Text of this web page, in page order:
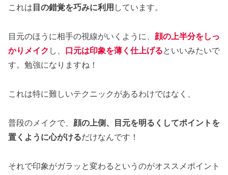
これは 目の錯覚を巧みに利用 しています。
目元のほうに相手の視線がいくように、 顔の上半分をしっ
かりメイク し、 口元は印象を薄く仕上げるといいみたいで
す。勉強になりますね！
これは特に難しいテクニックがあるわけではなく、
普段のメイクで、 顔の上側、目元を明るくしてポイントを
置くように心がけるだけなんです！
それで印象がガラッと変わるというのがオススメポイント